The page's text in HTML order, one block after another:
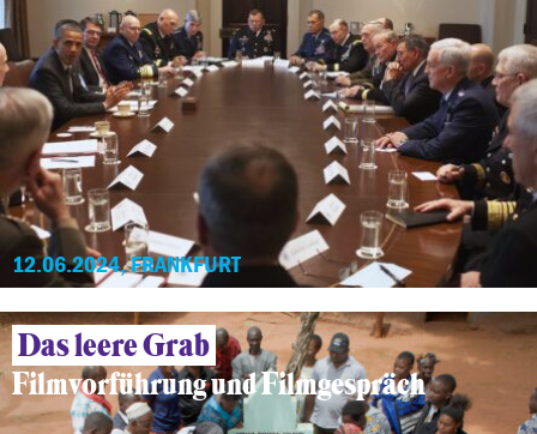
12.06.2024, FRANKFURT
Das leere Grab
Filmvorführung und Filmgespräch